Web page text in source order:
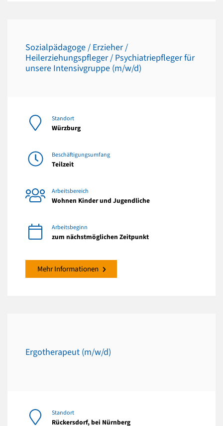
Sozialpädagoge / Erzieher /
Heilerziehungspfleger / Psychiatriepfleger für
unsere Intensivgruppe (m/w/d)
Standort
Würzburg
Beschäftigungsumfang
Teilzeit
Arbeitsbereich
Wohnen Kinder und Jugendliche
Arbeitsbeginn
zum nächstmöglichen Zeitpunkt
Mehr Informationen
Ergotherapeut (m/w/d)
Standort
Rückersdorf, bei Nürnberg